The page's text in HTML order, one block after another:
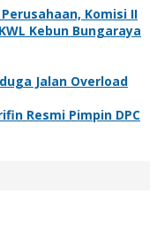
Komisi II
Kebun Bungaraya
Jalan Overload
Resmi Pimpin DPC